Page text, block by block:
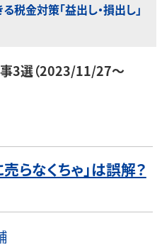
税金対策「益出し・損出し」
3選（2023/11/27～
らなくちゃ」は誤解？